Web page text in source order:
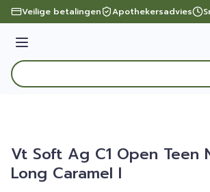
Ga naar de inhoud
Veilige betalingen Apothekersadvies
Menu
Product, merk, categorie...
Vt Soft Ag C1 Open Teen
Long Caramel l